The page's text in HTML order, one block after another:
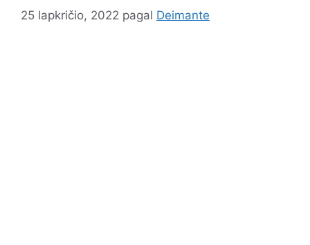
25 lapkričio, 2022 pagal Deimante